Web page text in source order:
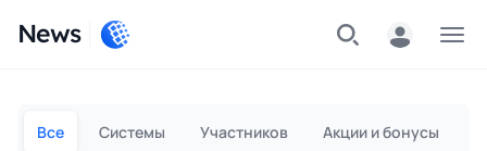
News
Все Системы Участников Акции и бонусы